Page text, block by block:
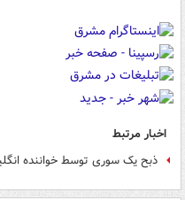
اخبار مرتبط
ذبح‌ یک‌ سوری‌ توسط‌ خواننده‌